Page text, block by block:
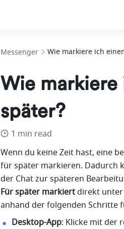
Messenger Wie markiere ich
Wie
später?
1 min read
Wenn du keine Zeit hast, eine
für später markieren. Dadurch
Für später markiert direkt unter
anhand der folgenden Schritte
Desktop-App: Klicke mit der